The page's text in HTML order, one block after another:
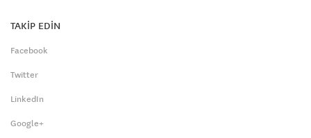
TAKİP EDİN
Facebook
Twitter
LinkedIn
Google+